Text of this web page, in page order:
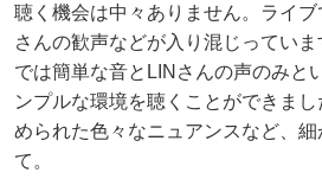
聴く機会は中々ありません。ライ
さんの歓声などが入り混じってい
では簡単な音とLINさんの声のみと
ンプルな環境を聴くことができま
められた色々なニュアンスなど、
て。